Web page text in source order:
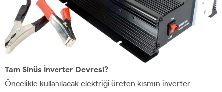
Tam Sinüs İnverter Devresi?
Öncelikle kullanılacak elektriği üreten kısmın inverter